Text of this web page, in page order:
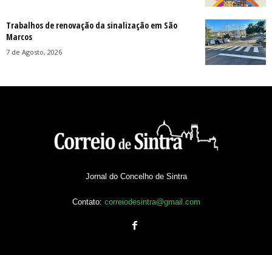
Trabalhos de renovação da sinalização em São
Marcos
7 de Agosto, 2026
Jornal do Concelho de Sintra
Contato: correiodesintra@gmail.com